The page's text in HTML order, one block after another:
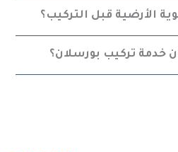
الأرضية قبل التركيب؟
خدمة تركيب بورسلان؟